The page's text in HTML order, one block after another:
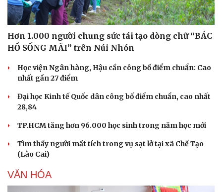
Hơn 1.000 người chung sức tái tạo dòng chữ “BÁC
HỒ SỐNG MÃI” trên Núi Nhón
Học viện Ngân hàng, Hậu cần công bố điểm chuẩn: Cao
nhất gần 27 điểm
Đại học Kinh tế Quốc dân công bố điểm chuẩn, cao nhất
28,84
TP.HCM tăng hơn 96.000 học sinh trong năm học mới
Tìm thấy người mất tích trong vụ sạt lở tại xã Chế Tạo
(Lào Cai)
VĂN HÓA